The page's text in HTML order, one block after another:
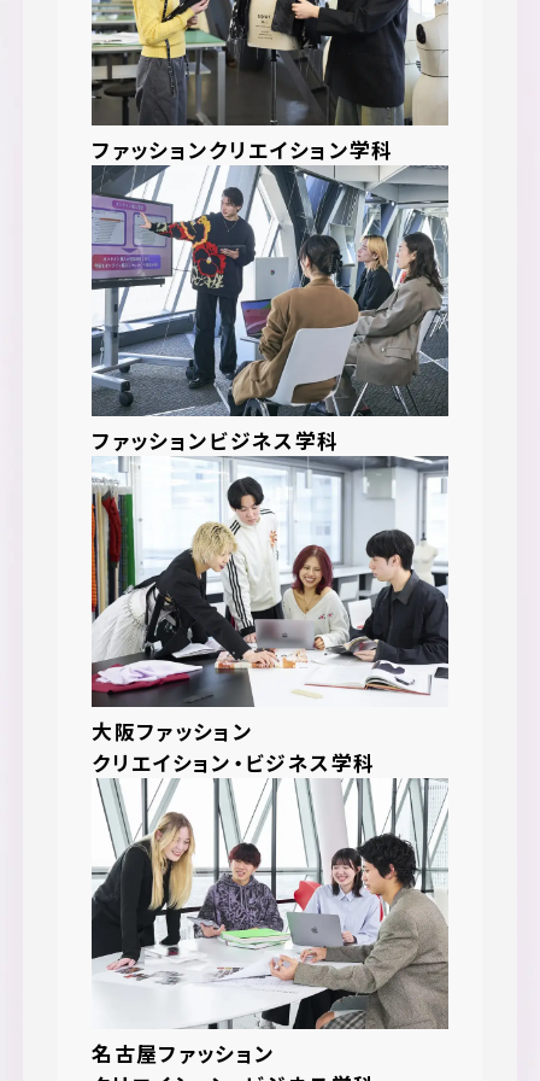
ファッションクリエイション学科
ファッションビジネス学科
大阪ファッション
クリエイション・ビジネス学科
名古屋ファッション